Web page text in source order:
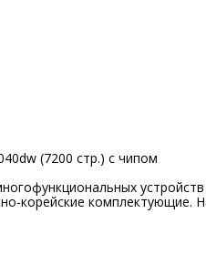
(7200 стр.) с чипом
корейские